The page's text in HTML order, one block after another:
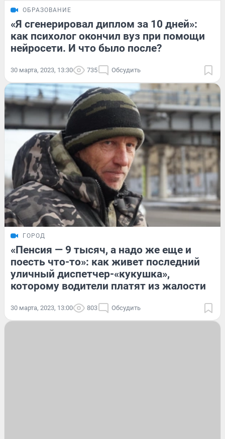
ОБРАЗОВАНИЕ
«Я сгенерировал диплом за 10 дней»:
как психолог окончил вуз при помощи
нейросети. И что было после?
30 марта, 2023, 13:30 735 Обсудить
ГОРОД
«Пенсия — 9 тысяч, а надо же еще и
поесть что-то»: как живет последний
уличный диспетчер-«кукушка»,
которому водители платят из жалости
30 марта, 2023, 13:00 803 Обсудить